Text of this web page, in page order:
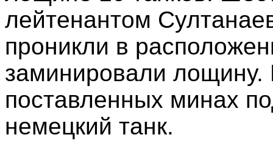
лейтенантом
проникли в
заминировали лощину.
поставленных минах
немецкий танк.